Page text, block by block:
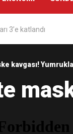
3’e katlandı
arttı
sevdirme yolları
Pakistan’a giden
kavgası!